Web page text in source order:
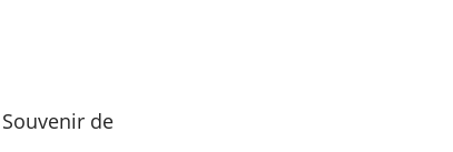
Souvenir de